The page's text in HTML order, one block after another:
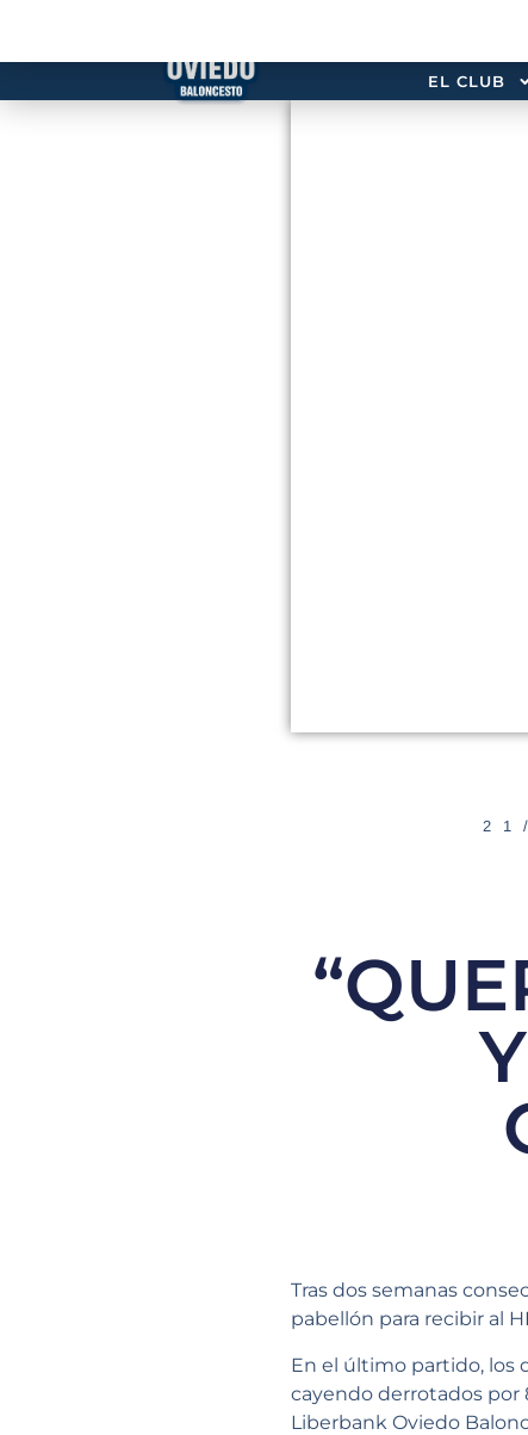
EL CLUB
Tras dos semanas
pabellón para recibir al
En el último partido, los
cayendo derrotados por
Liberbank Oviedo